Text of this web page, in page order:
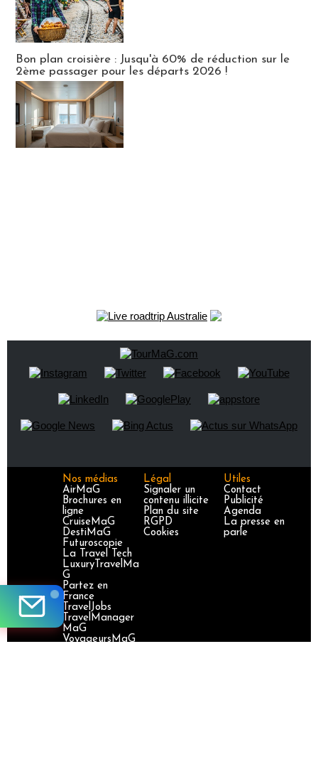
Bon plan croisière : Jusqu'à 60% de réduction sur le
2ème passager pour les départs 2026 !
Nos médias
AirMaG
Brochures en
ligne
CruiseMaG
DestiMaG
Futuroscopie
La Travel Tech
LuxuryTravelMa
G
Partez en
France
TravelJobs
TravelManager
MaG
VoyageursMaG
Légal
Signaler un
contenu illicite
Plan du site
RGPD
Cookies
Utiles
Contact
Publicité
Agenda
La presse en
parle